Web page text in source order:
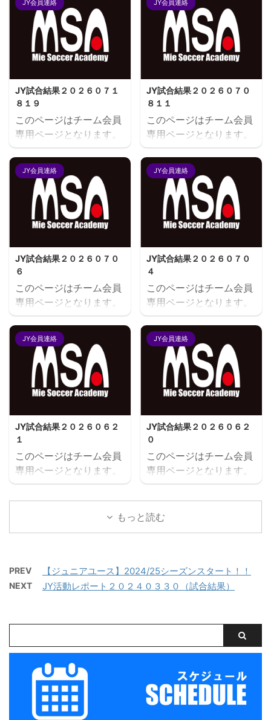
JY会員連絡
JY試合結果２０２６０７１
８１９
このページはチーム会員
専用ページとなります。
閲覧にはユーザー名とパ
スワードにてログインが
必要となります。既存ユ
ーザのログインユーザー
名またはメールアドレス
パスワード ログイン状態
JY会員連絡
JY試合結果２０２６０７０
８１１
このページはチーム会員
専用ページとなります。
閲覧にはユーザー名とパ
スワードにてログインが
必要となります。既存ユ
ーザのログインユーザー
名またはメールアドレス
パスワード ログイン状態
JY会員連絡
JY試合結果２０２６０７０
６
このページはチーム会員
専用ページとなります。
閲覧にはユーザー名とパ
スワードにてログインが
必要となります。既存ユ
ーザのログインユーザー
名またはメールアドレス
パスワード ログイン状態
JY会員連絡
JY試合結果２０２６０７０
４
このページはチーム会員
専用ページとなります。
閲覧にはユーザー名とパ
スワードにてログインが
必要となります。既存ユ
ーザのログインユーザー
名またはメールアドレス
パスワード ログイン状態
JY会員連絡
JY試合結果２０２６０６２
１
このページはチーム会員
専用ページとなります。
閲覧にはユーザー名とパ
スワードにてログインが
必要となります。既存ユ
を保存する
JY会員連絡
JY試合結果２０２６０６２
０
このページはチーム会員
専用ページとなります。
閲覧にはユーザー名とパ
スワードにてログインが
必要となります。既存ユ
を保存する
もっと読む
PREV 【ジュニアユース】2024/25シーズンスタート！！
NEXT JY活動レポート２０２４０３３０（試合結果）